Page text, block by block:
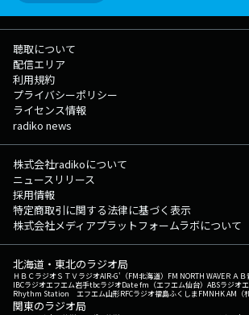
聴取について
配信エリア
利用規約
プライバシーポリシー
ライセンス情報
radiko news
株式会社radikoについて
ニュースリリース
採用情報
特定商取引に関する法律に基づく表示
株式会社メディアプラットフォームラボについて
北海道・東北のラジオ局
ＨＢＣラジオＳＴＶラジオAIR-G'（FM北海道） FM NORTH WAVEＲＡ
IBCラジオエフエム岩手tbcラジオDate fm（エフエム仙台） ABSラジオ
Rhythm Station エフエム山形RFCラジオ福島ふくしまFMNHK AM（
関東のラジオ局